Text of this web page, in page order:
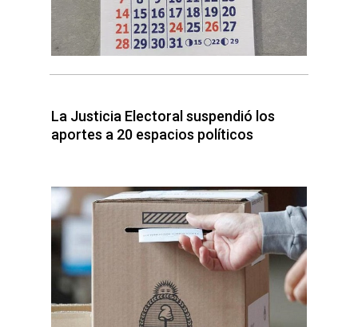
La Justicia Electoral suspendió los
aportes a 20 espacios políticos